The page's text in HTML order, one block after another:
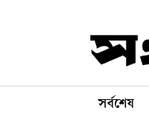
সর্বশেষ